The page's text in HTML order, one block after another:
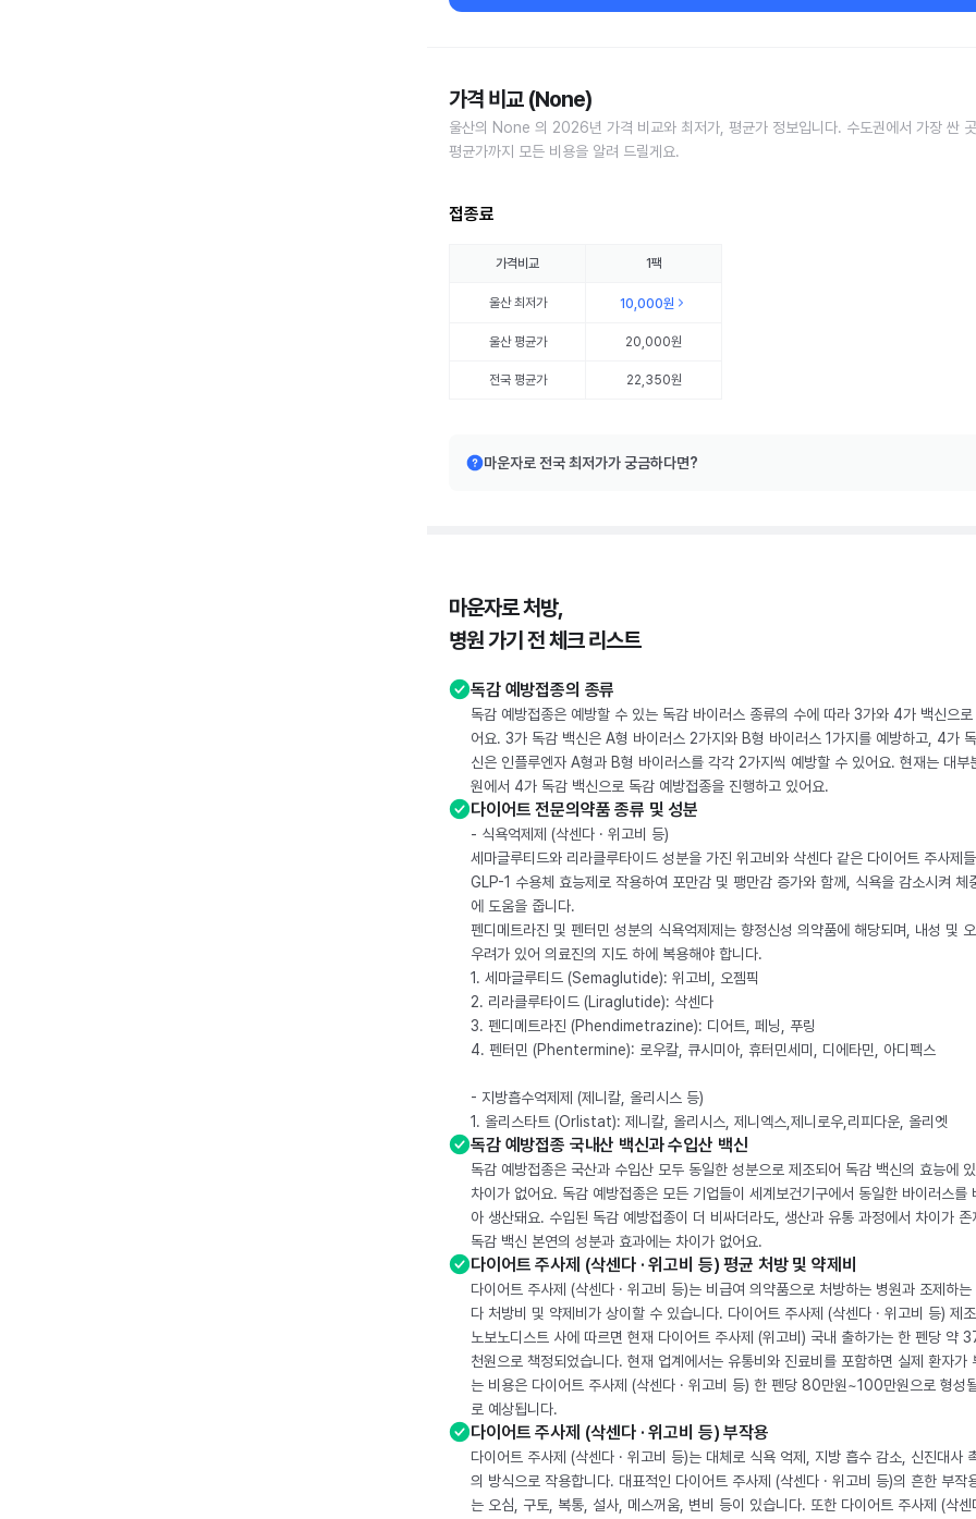
가격 비교 (None)
울산의 None 의 2026년 가격 비교와 최저가, 평균가 정보입니다. 수도권에서 가장 싼
평균가까지 모든 비용을 알려 드릴게요.
접종료
가격비교 1팩
울산최저가 10,000원
울산평균가 20,000원
전국 평균가 22,350원
마운자로 전국 최저가가 궁금하다면?
마운자로 처방,
병원 가기 전 체크 리스트
독감 예방접종의 종류
독감 예방접종은 예방할 수 있는 독감 바이러스 종류의 수에 따라 3가와 4가 백신으로
어요. 3가 독감 백신은 A형 바이러스 2가지와 B형 바이러스 1가지를 예방하고, 4가
신은 인플루엔자 A형과 B형 바이러스를 각각 2가지씩 예방할 수 있어요. 현재는 대부
원에서 4가 독감 백신으로 독감 예방접종을 진행하고 있어요.
다이어트 전문의약품 종류 및 성분
- 식욕억제제 (삭센다 · 위고비 등)
세마글루티드와 리라클루타이드 성분을 가진 위고비와 삭센다 같은 다이어트 주사제
GLP-1 수용체 효능제로 작용하여 포만감 및 팽만감 증가와 함께, 식욕을 감소시켜 체
에 도움을 줍니다.
펜디메트라진 및 펜터민 성분의 식욕억제제는 향정신성 의약품에 해당되며, 내성 및
우려가 있어 의료진의 지도 하에 복용해야 합니다.
1. 세마글루티드 (Semaglutide): 위고비, 오젬픽
2. 리라클루타이드 (Liraglutide): 삭센다
3. 펜디메트라진 (Phendimetrazine): 디어트, 페닝, 푸링
4. 펜터민 (Phentermine): 로우칼, 큐시미아, 휴터민세미, 디에타민, 아디펙스
- 지방흡수억제제 (제니칼, 올리시스 등)
1. 올리스타트 (Orlistat): 제니칼, 올리시스, 제니엑스,제니로우,리피다운, 올리엣
독감 예방접종 국내산 백신과 수입산 백신
독감 예방접종은 국산과 수입산 모두 동일한 성분으로 제조되어 독감 백신의 효능에
차이가 없어요. 독감 예방접종은 모든 기업들이 세계보건기구에서 동일한 바이러스를
아 생산돼요. 수입된 독감 예방접종이 더 비싸더라도, 생산과 유통 과정에서 차이가 존
독감 백신 본연의 성분과 효과에는 차이가 없어요.
다이어트 주사제 (삭센다 · 위고비 등) 평균 처방 및 약제비
다이어트 주사제 (삭센다 · 위고비 등)는 비급여 의약품으로 처방하는 병원과 조제하는
다 처방비 및 약제비가 상이할 수 있습니다. 다이어트 주사제 (삭센다 · 위고비 등) 제
노보노디스트 사에 따르면 현재 다이어트 주사제 (위고비) 국내 출하가는 한 펜당 약
천원으로 책정되었습니다. 현재 업계에서는 유통비와 진료비를 포함하면 실제 환자가
는 비용은 다이어트 주사제 (삭센다 · 위고비 등) 한 펜당 80만원~100만원으로 형성
로 예상됩니다.
다이어트 주사제 (삭센다 · 위고비 등) 부작용
다이어트 주사제 (삭센다 · 위고비 등)는 대체로 식욕 억제, 지방 흡수 감소, 신진대사
의 방식으로 작용합니다. 대표적인 다이어트 주사제 (삭센다 · 위고비 등)의 흔한 부작
는 오심, 구토, 복통, 설사, 메스꺼움, 변비 등이 있습니다. 또한 다이어트 주사제 (삭센